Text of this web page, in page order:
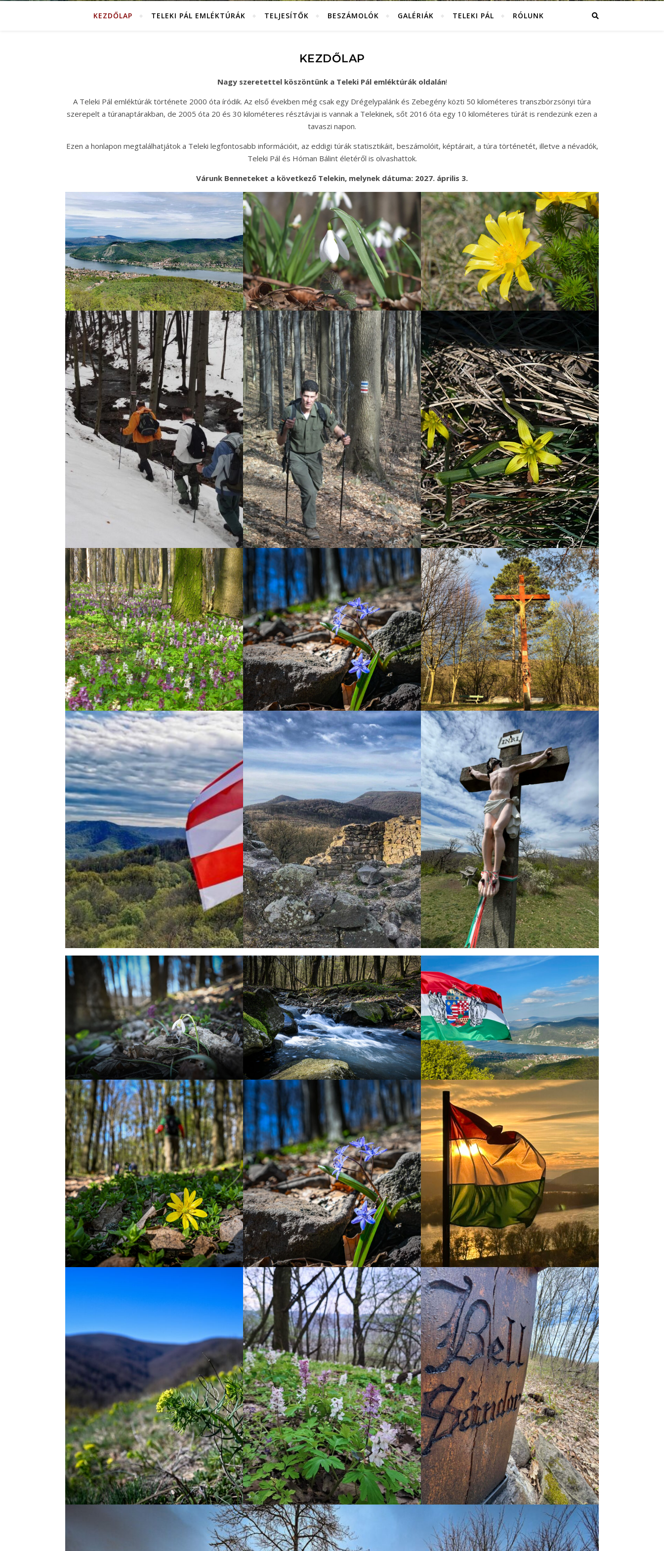
KEZDŐLAP TELEKI PÁL EMLÉKTÚRÁK TELJESÍTŐK BESZÁMOLÓK GALÉRIÁK TELEKI PÁL RÓLUNK
KEZDŐLAP
Nagy szeretettel köszöntünk a Teleki Pál emléktúrák oldalán!
A Teleki Pál emléktúrák története 2000 óta íródik. Az első években még csak egy Drégelypalánk és Zebegény közti 50 kilométeres transzbörzsönyi túra
szerepelt a túranaptárakban, de 2005 óta 20 és 30 kilométeres résztávjai is vannak a Telekinek, sőt 2016 óta egy 10 kilométeres túrát is rendezünk ezen a
tavaszi napon.
Ezen a honlapon megtalálhatjátok a Teleki legfontosabb információit, az eddigi túrák statisztikáit, beszámolóit, képtárait, a túra történetét, illetve a névadók,
Teleki Pál és Hóman Bálint életéről is olvashattok.
Várunk Benneteket a következő Telekin, melynek dátuma: 2027. április 3.